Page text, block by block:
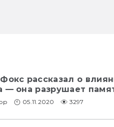
рассказал о
— она разрушает
05.11.2020 3297